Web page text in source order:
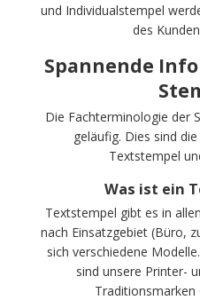
und Individualstempel
des
Spannende
Die Fachterminologie der
geläufig. Dies sind
Textstempel
Was ist ein
Textstempel gibt es in
nach Einsatzgebiet (Büro,
sich verschiedene
sind unsere Printer-